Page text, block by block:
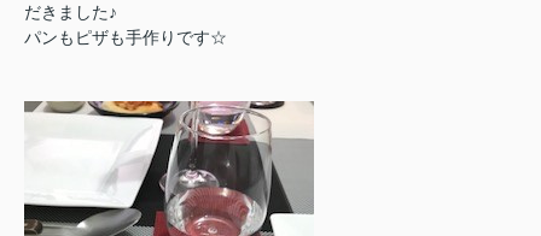
だきました♪
パンもピザも手作りです☆